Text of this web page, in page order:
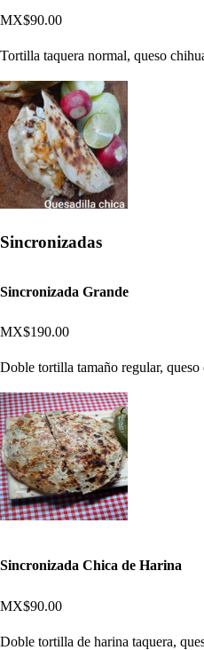
MX$90.00
Tortilla taquera normal, queso
Sincronizadas
Sincronizada Grande
MX$190.00
Doble tortilla tamaño regular,
Sincronizada Chica de Harina
MX$90.00
Doble tortilla de harina taquera,